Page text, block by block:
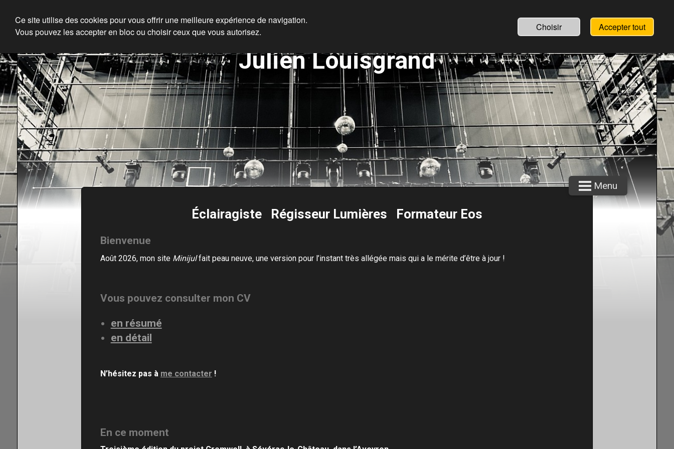
Julien Louisgrand
Menu
En résumé
Mon CV
Éclairagiste Régisseur Lumières Formateur Eos
Bienvenue
Août 2026, mon site Minijulfait peau neuve,une version pour l’instant très allégée mais qui a le mérite d’être à jour !
Vous pouvez consulter mon CV
en résumé
en détail
N’hésitez pas à me contacter !
En ce moment
Ce site utilise des cookies pour vous offrir une meilleure expérience de navigation.
Vous pouvez les accepter en bloc ou choisir ceux que vous autorisez.
Choisir Accepter tout